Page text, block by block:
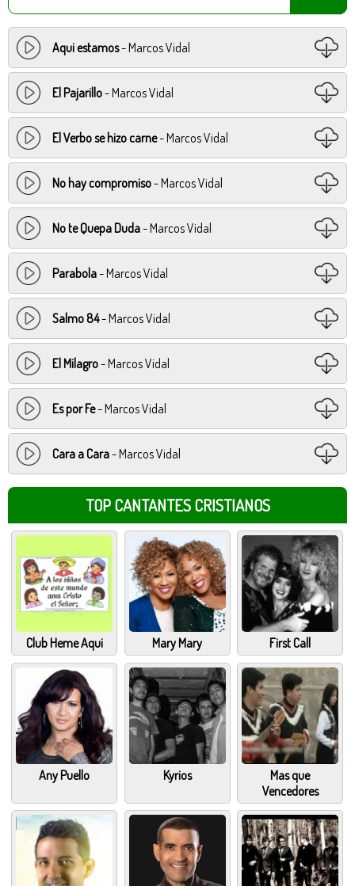
Aqui estamos- Marcos Vidal
El Pajarillo- Marcos Vidal
El Verbo se hizo carne- Marcos Vidal
No hay compromiso- Marcos Vidal
No te Quepa Duda- Marcos Vidal
Parabola- Marcos Vidal
Salmo 84- Marcos Vidal
El Milagro- Marcos Vidal
Es por Fe- Marcos Vidal
Cara a Cara- Marcos Vidal
TOP CANTANTES CRISTIANOS
Club Heme Aqui Mary Mary First Call
Any Puello Kyrios
Mas que
Vencedores